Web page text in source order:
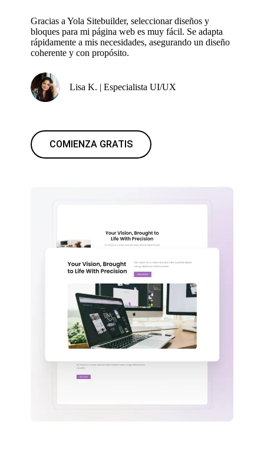
Gracias a Yola Sitebuilder, seleccionar diseños y
bloques para mi página web es muy fácil. Se adapta
rápidamente a mis necesidades, asegurando un diseño
coherente y con propósito.
Lisa K. | Especialista UI/UX
COMIENZA GRATIS